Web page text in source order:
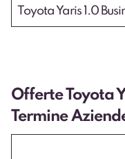
Toyota Yaris 1.0
Offerte Toyota
Termine